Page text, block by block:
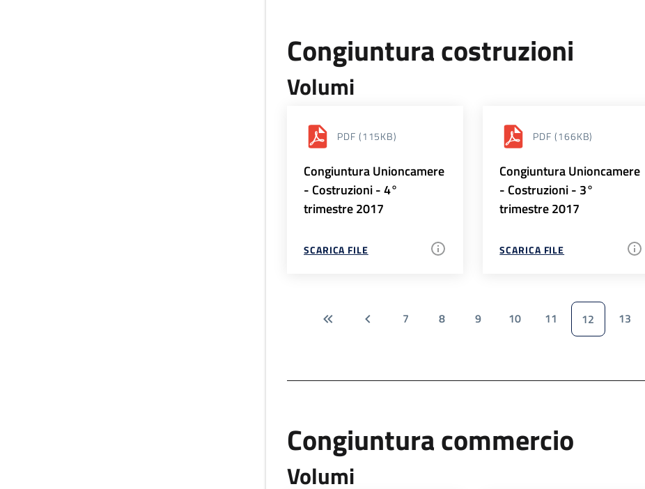
Congiuntura costruzioni
Volumi
PDF (115KB)
Congiuntura Unioncamere
- Costruzioni - 4°
trimestre 2017
SCARICA FILE
PDF (166KB)
Congiuntura Unioncamere
- Costruzioni - 3°
trimestre 2017
SCARICA FILE
7 8 9 10 11 12 13
Congiuntura commercio
Volumi